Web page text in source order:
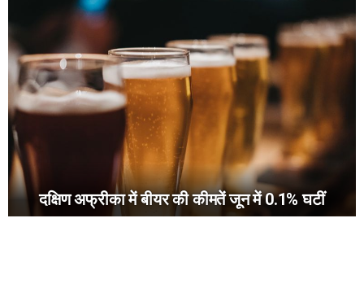
दक्षिण अफ्रीका में बीयर की कीमतें जून में 0.1% घटीं